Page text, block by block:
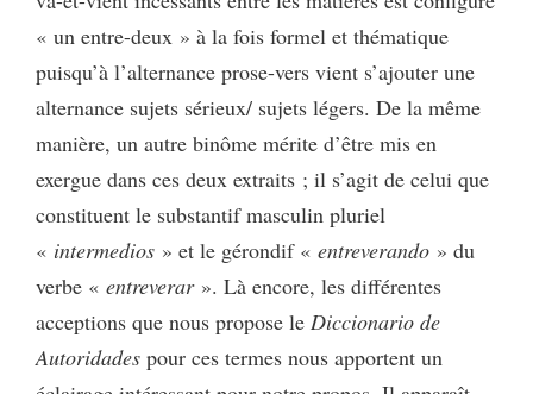
« un entre-deux » à la fois formel et thématique
puisqu’à l’alternance prose-vers vient s’ajouter une
alternance sujets sérieux/ sujets légers. De la même
manière, un autre binôme mérite d’être mis en
exergue dans ces deux extraits ; il s’agit de celui que
constituent le substantif masculin pluriel
« intermedios » et le gérondif « entreverando » du
verbe « entreverar». Là encore, les différentes
acceptions que nous propose le Diccionario de
Autoridades pour ces termes nous apportent un